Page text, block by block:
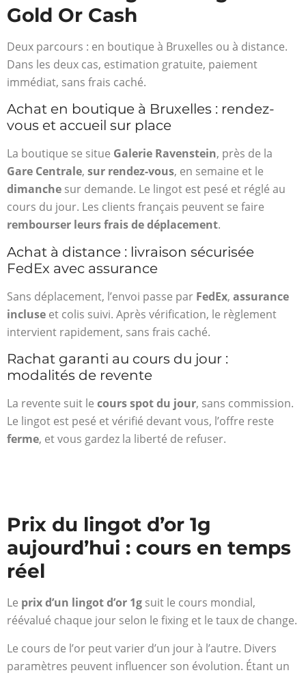
Gold Or Cash
Deux parcours : en boutique à Bruxelles ou à distance.
Dans les deux cas, estimation gratuite, paiement
immédiat, sans frais caché.
Achat en boutique à Bruxelles : rendez-
vous et accueil sur place
La boutique se situe Galerie Ravenstein, près de la
Gare Centrale, sur rendez-vous, en semaine et le
dimanche sur demande. Le lingot est pesé et réglé au
cours du jour. Les clients français peuvent se faire
rembourser leurs frais de déplacement.
Achat à distance : livraison sécurisée
FedEx avec assurance
Sans déplacement, l’envoi passe par FedEx, assurance
incluse et colis suivi. Après vérification, le règlement
intervient rapidement, sans frais caché.
Rachat garanti au cours du jour :
modalités de revente
La revente suit le cours spot du jour, sans commission.
Le lingot est pesé et vérifié devant vous, l’offre reste
ferme, et vous gardez la liberté de refuser.
Prix du lingot d’or 1g
aujourd’hui : cours en temps
réel
Le prix d’un lingot d’or 1g suit le cours mondial,
réévalué chaque jour selon le fixing et le taux de change.
Le cours de l’or peut varier d’un jour à l’autre. Divers
paramètres peuvent influencer son évolution. Étant un